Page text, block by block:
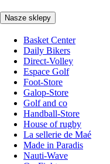
Nasze sklepy
Basket Center
Daily Bikers
Direct-Volley
Espace Golf
Foot-Store
Galop-Store
Golf and co
Handball-Store
House of rugby
La sellerie de Maé
Made in Paradis
Nauti-Wave